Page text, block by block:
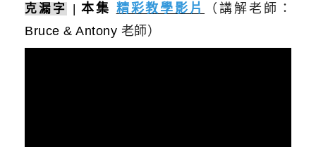
克漏字 | 本集 精彩教學影片
（講解老師：
Bruce & Antony 老師）